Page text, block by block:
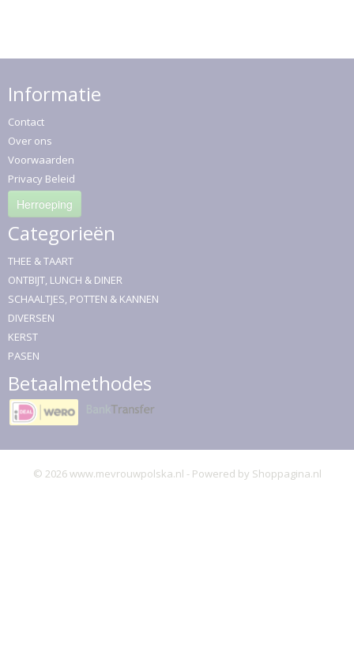
Informatie
Contact
Over ons
Voorwaarden
Privacy Beleid
Herroeping
Categorieën
THEE & TAART
ONTBIJT, LUNCH & DINER
SCHAALTJES, POTTEN & KANNEN
DIVERSEN
KERST
PASEN
Betaalmethodes
© 2026 www.mevrouwpolska.nl - Powered by Shoppagina.nl